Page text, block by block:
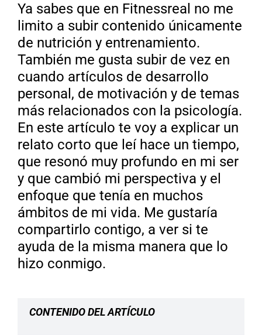
Ya sabes que en Fitnessreal no me
limito a subir contenido únicamente
de nutrición y entrenamiento.
También me gusta subir de vez en
cuando artículos de desarrollo
personal, de motivación y de temas
más relacionados con la psicología.
En este artículo te voy a explicar un
relato corto que leí hace un tiempo,
que resonó muy profundo en mi ser
y que cambió mi perspectiva y el
enfoque que tenía en muchos
ámbitos de mi vida. Me gustaría
compartirlo contigo, a ver si te
ayuda de la misma manera que lo
hizo conmigo.
CONTENIDO DEL ARTÍCULO